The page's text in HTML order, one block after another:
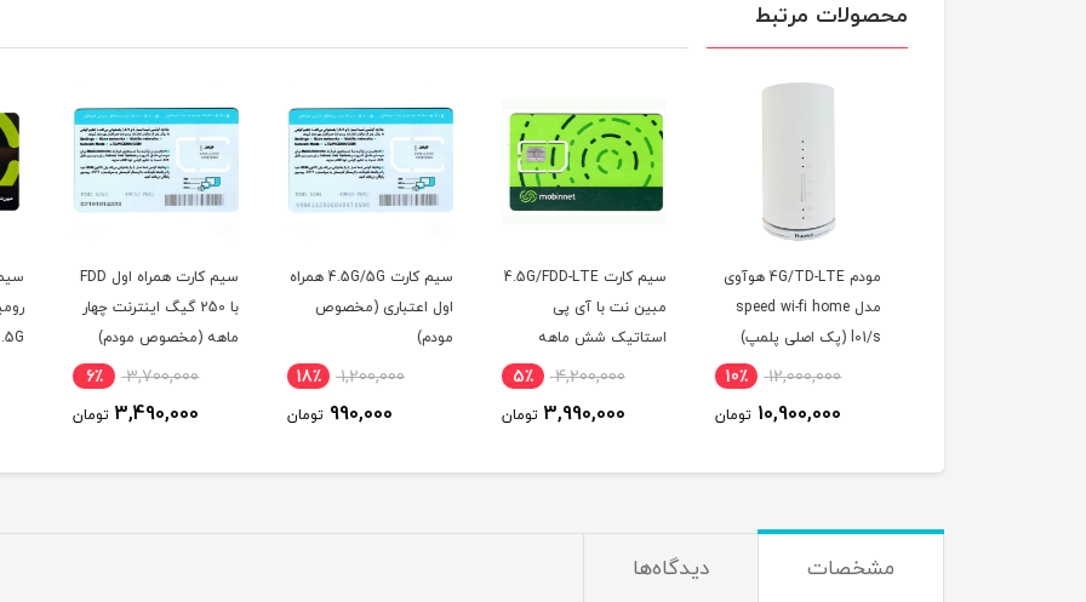
محصولات مرتبط
مودم 4G/TD-LTE هوآوی
مدل speed wi-fi home
l01/s (پک اصلی پلمپ)
12,000,000 10٪
10,900,000 تومان
سیم کارت 4.5G/FDD-LTE
مبین نت با آی پی
استاتیک شش ماهه
(مخصوص مودم)
4,200,000 5٪
3,990,000 تومان
سیم کارت 4.5G/5G همراه
اول اعتباری (مخصوص
مودم)
1,200,000 18٪
990,000 تومان
سیم کارت همراه اول FDD
با 250 گیگ اینترنت چهار
ماهه (مخصوص مودم)
3,700,000 6٪
3,490,000 تومان
مشخصات دیدگاه‌ها